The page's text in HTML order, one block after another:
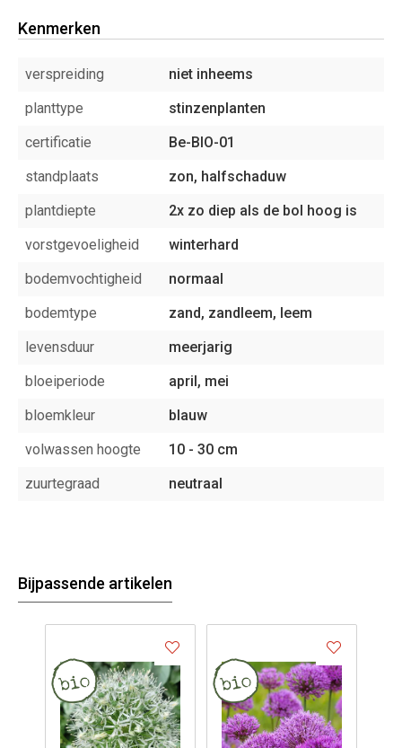
Kenmerken
verspreiding
niet inheems
planttype
stinzenplanten
certificatie
Be-BIO-01
standplaats
zon, halfschaduw
plantdiepte
2x zo diep als de bol hoog is
vorstgevoeligheid
winterhard
bodemvochtigheid
normaal
bodemtype
zand, zandleem, leem
levensduur
meerjarig
bloeiperiode
april, mei
bloemkleur
blauw
volwassen hoogte
10 - 30 cm
zuurtegraad
neutraal
Bijpassende artikelen